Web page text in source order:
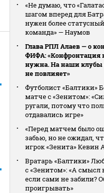
«Не думаю, что
шагом вперед для
нужен более
команда» — Наумов
Глава РПЛ Алаев — о
ФИФА: «Конфронтация
нужна. На наши клубы
не повлияет»
Футболист «Балтики»
матче с «Зенитом»:
ругали, потому что
отдавались игре»
«Перед матчем было
забью, но не ожидал,
игрок «Зенита» Кевин
Вратарь «Балтики»
с «Зенитом»: «А смысл
если сами не забили?
проигрывать»